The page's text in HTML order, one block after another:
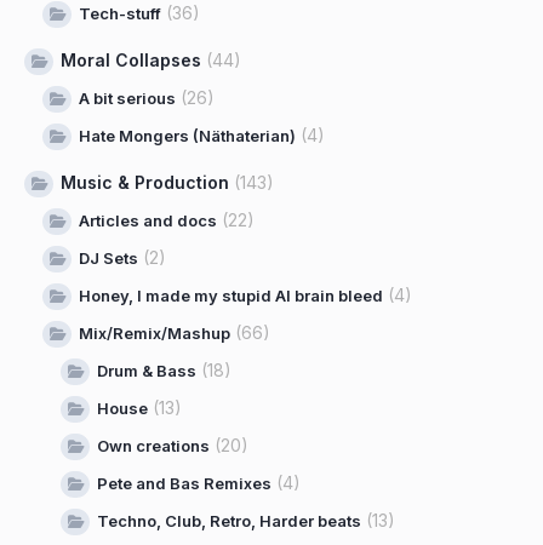
Tech-stuff (36)
Moral Collapses (44)
A bit serious (26)
Hate Mongers (Näthaterian) (4)
Music & Production (143)
Articles and docs (22)
DJ Sets (2)
Honey, I made my stupid AI brain bleed (4)
Mix/Remix/Mashup (66)
Drum & Bass (18)
House (13)
Own creations (20)
Pete and Bas Remixes (4)
Techno, Club, Retro, Harder beats (13)